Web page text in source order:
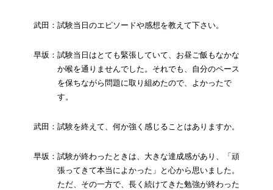
武田：試験当日のエピソードや感想を教えて下さい。
早坂：試験当日はとても緊張していて、お昼ご飯もなかな
か喉を通りませんでした。それでも、自分のペース
を保ちながら問題に取り組めたので、よかったで
す。
武田：試験を終えて、何か強く感じることはありますか。
早坂：試験が終わったときは、大きな達成感があり、「頑
張ってきて本当によかった」と心から思いました。
ただ、その一方で、長く続けてきた勉強が終わった